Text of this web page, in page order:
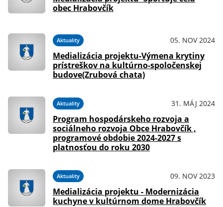
obec Hrabovčík
Aktuality 05. NOV 2024
Medializácia projektu-Výmena krytiny
prístreškov na kultúrno-spoločenskej
budove(Zrubová chata)
Aktuality 31. MÁJ 2024
Program hospodárskeho rozvoja a
sociálneho rozvoja Obce Hrabovčík ,
programové obdobie 2024-2027 s
platnosťou do roku 2030
Aktuality 09. NOV 2023
Medializácia projektu - Modernizácia
kuchyne v kultúrnom dome Hrabovčík